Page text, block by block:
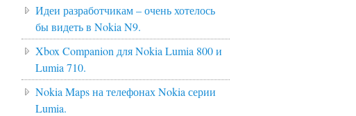
Идеи разработчикам – очень хотелось
бы видеть в Nokia N9.
Xbox Companion для Nokia Lumia 800 и
Lumia 710.
Nokia Maps на телефонах Nokia серии
Lumia.